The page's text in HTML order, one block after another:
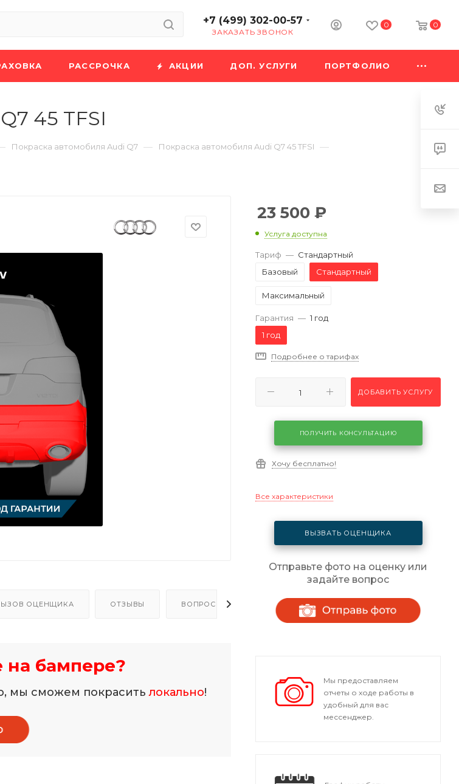
+7 (499) 302-00-57
ЗАКАЗАТЬ ЗВОНОК
0 0
РАССРОЧКА АКЦИИ ДОП. УСЛУГИ ПОРТФОЛИО
45 TFSI
Покраска автомобиля Audi Q7 — Покраска автомобиля Audi Q7 45 TFSI —
ОЦЕНЩИКА ОТЗЫВЫ ВОПРОСЫ - ОТВЕТЫ
бампере?
мы сможем покраситьлокально!
23 500 ₽
Услуга доступна
Тариф — Стандартный
Базовый
Стандартный
Максимальный
Гарантия — 1 год
1 год
Подробнее о тарифах
ДОБАВИТЬ УСЛУГУ
ПОЛУЧИТЬ КОНСУЛЬТАЦИЮ
Хочу бесплатно!
Все характеристики
ВЫЗВАТЬ ОЦЕНЩИКА
Отправьте фото на оценку или
задайте вопрос
Мы предоставляем
отчеты о ходе работы в
удобный для вас
мессенджер.